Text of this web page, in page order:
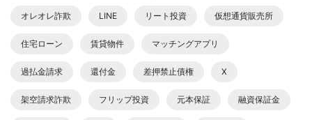
オレオレ詐欺 LINE リート投資 仮想通貨販売所
住宅ローン 賃貸物件 マッチングアプリ
過払金請求 還付金 差押禁止債権 X
架空請求詐欺 フリップ投資 元本保証 融資保証金